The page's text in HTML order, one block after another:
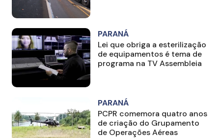
PARANÁ
Lei que obriga a esterilização
de equipamentos é tema de
programa na TV Assembleia
PARANÁ
PCPR comemora quatro anos
de criação do Grupamento
de Operações Aéreas